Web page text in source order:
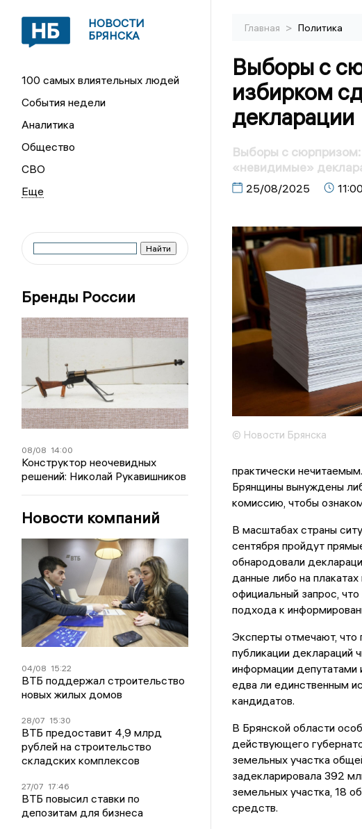
НОВОСТИ
БРЯНСКА
100 самых влиятельных людей
События недели
Аналитика
Общество
СВО
Бренды России
08/08 14:00
Конструктор неочевидных
решений: Николай Рукавишников
Новости компаний
04/08 15:22
ВТБ поддержал строительство
новых жилых домов
28/07 15:30
ВТБ предоставит 4,9 млрд
рублей на строительство
складских комплексов
27/07 17:46
ВТБ повысил ставки по
депозитам для бизнеса
Главная > Политика
Выборы с
избирком
декларации
Выборы с сюрпризом:
«невидимые»
25/08/2025 11:00
© Новости Брянска
практически
Брянщины вынуждены
комиссию, чтобы
В масштабах страны
сентября пройдут
обнародовали
данные либо на
официальный запрос,
подхода к
Эксперты отмечают, что
публикации деклараций
информации депутатами
едва ли единственным
кандидатов.
В Брянской области
действующего
земельных участка
задекларировала 392
земельных участка, 18
средств.